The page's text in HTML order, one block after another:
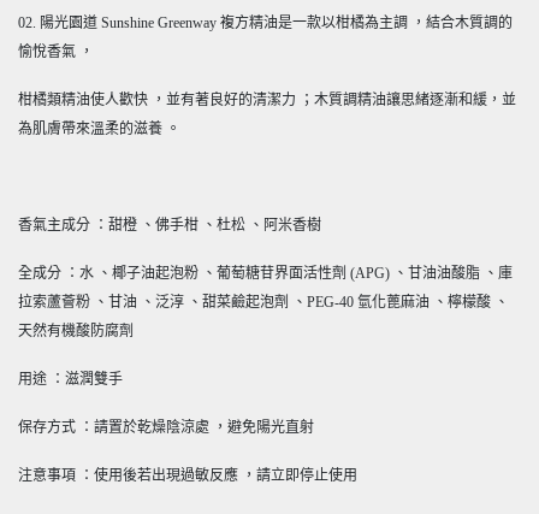
02. 陽光園道 Sunshine Greenway 複方精油是一款以柑橘為主調 ，結合木質調的
愉悅香氣 ，
柑橘類精油使人歡快 ，並有著良好的清潔力 ；木質調精油讓思緒逐漸和緩，並
為肌膚帶來溫柔的滋養 。
香氣主成分 ：甜橙 、佛手柑 、杜松 、阿米香樹
全成分 ：水 、椰子油起泡粉 、葡萄糖苷界面活性劑 (APG) 、甘油油酸脂 、庫
拉索蘆薈粉 、甘油 、泛淳 、甜菜鹼起泡劑 、PEG-40 氫化蓖麻油 、檸檬酸 、
天然有機酸防腐劑
用途 ：滋潤雙手
保存方式 ：請置於乾燥陰涼處 ，避免陽光直射
注意事項 ：使用後若出現過敏反應 ，請立即停止使用